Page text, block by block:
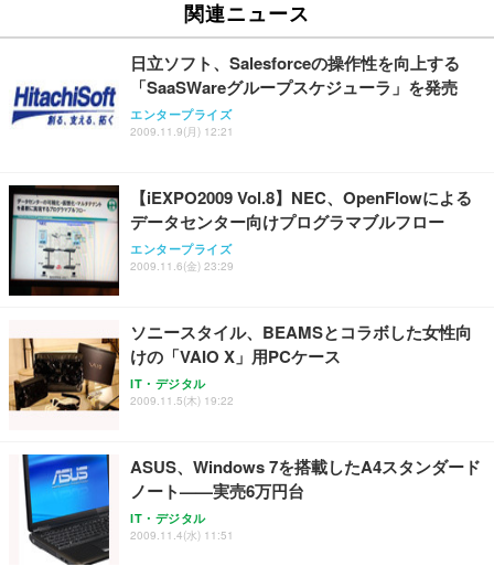
関連ニュース
日立ソフト、Salesforceの操作性を向上する
「SaaSWareグループスケジューラ」を発売
エンタープライズ
2009.11.9(月) 12:21
【iEXPO2009 Vol.8】NEC、OpenFlowによる
データセンター向けプログラマブルフロー
エンタープライズ
2009.11.6(金) 23:29
ソニースタイル、BEAMSとコラボした女性向
けの「VAIO X」用PCケース
IT・デジタル
2009.11.5(木) 19:22
ASUS、Windows 7を搭載したA4スタンダード
ノート——実売6万円台
IT・デジタル
2009.11.4(水) 11:51